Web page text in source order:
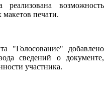
возможность
макетов печати.
"Голосование" добавлено
сведений о документе,
участника.